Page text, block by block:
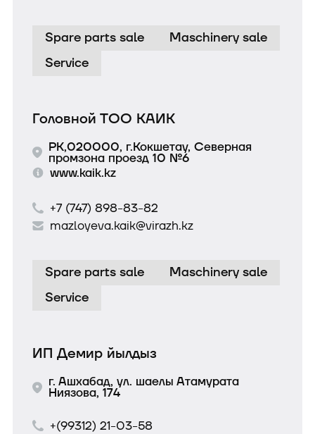
Spare parts sale
Maschinery sale
Service
Головной ТОО КАИК
РК,020000, г.Кокшетау, Северная
промзона проезд 10 №6
www.kaik.kz
+7 (747) 898-83-82
mazloyeva.kaik@virazh.kz
Spare parts sale
Maschinery sale
Service
ИП Демир йылдыз
г. Ашхабад, ул. шаелы Атамурата
Ниязова, 174
+(99312) 21-03-58